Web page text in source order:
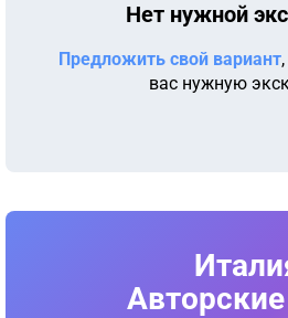
Нет нужной
Предложить свой вариант
вас нужную